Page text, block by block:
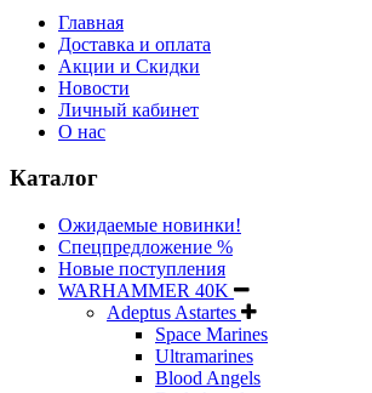
Главная
Доставка и оплата
Акции и Скидки
Новости
Личный кабинет
О нас
Каталог
Ожидаемые новинки!
Спецпредложение %
Новые поступления
WARHAMMER 40K
Adeptus Astartes
Space Marines
Ultramarines
Blood Angels